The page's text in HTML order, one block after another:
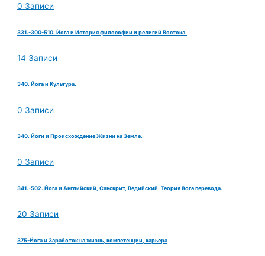
0 Записи
331.-300-510. Йога и История философии и религий Востока.
14 Записи
340. Йога и Культура.
0 Записи
340. Йоги и Происхождение Жизни на Земле.
0 Записи
341.-502. Йога и Английский, Санскрит, Ведийский. Теория йога перевода.
20 Записи
375-Йога и Заработок на жизнь, компетенции, карьера